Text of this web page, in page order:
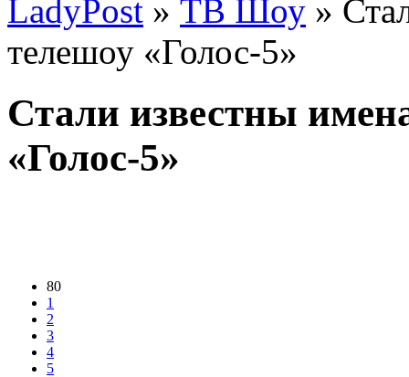
LadyPost » ТВ Шоу »
телешоу «Голос-5»
Стали известны
«Голос-5»
80
1
2
3
4
5